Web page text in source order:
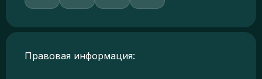
Правовая информация: